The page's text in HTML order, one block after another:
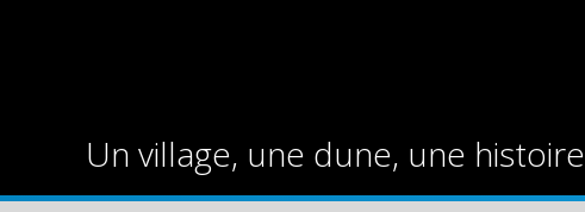
Un village, une dune, une histoire